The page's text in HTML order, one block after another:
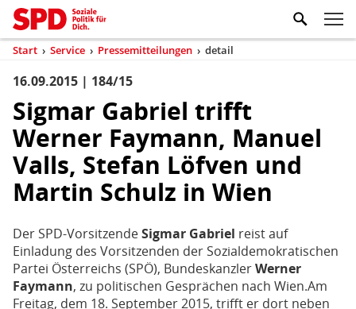
Kopfbereich
Sprungmarken-
Navigation
Zum Inhaltsbereich der Seite
Hauptnavigation
Sie
sind
Start › Service › Pressemitteilungen › detail
Inhaltsbereich
Pressemitteilung
16.09.2015 | 184/15
Sigmar Gabriel trifft
Werner Faymann, Manuel
Valls, Stefan Löfven und
Martin Schulz in Wien
Der SPD-VorsitzendeSigmar Gabriel reist auf
Einladung des Vorsitzenden der Sozialdemokratischen
Partei Österreichs (SPÖ), BundeskanzlerWerner
Faymann, zu politischen Gesprächen nach Wien.Am
Freitag, dem 18. September 2015, trifft er dort neben